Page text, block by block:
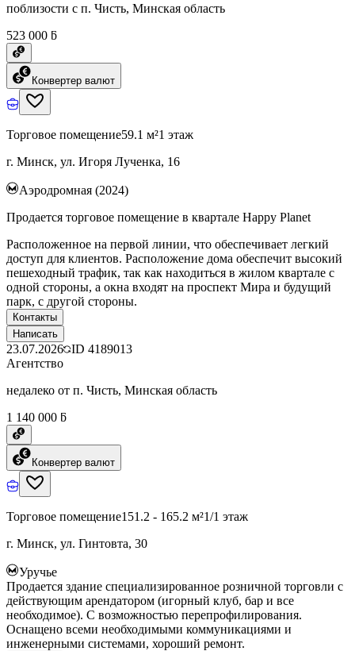
поблизости с п. Чисть, Минская область
523 000 ƃ
Конвертер валют
Торговое помещение59.1 м²1 этаж
г. Минск, ул. Игоря Лученка, 16
Аэродромная (2024)
Продается торговое помещение в квартале Happy Planet
Расположенное на первой линии, что обеспечивает легкий
доступ для клиентов. Расположение дома обеспечит высокий
пешеходный трафик, так как находиться в жилом квартале с
одной стороны, а окна входят на проспект Мира и будущий
парк, с другой стороны.
Контакты
Написать
23.07.2026 ID 4189013
Агентство
недалеко от п. Чисть, Минская область
1 140 000 ƃ
Конвертер валют
Торговое помещение151.2 - 165.2 м²1/1 этаж
г. Минск, ул. Гинтовта, 30
Уручье
Продается здание специализированное розничной торговли с
действующим арендатором (игорный клуб, бар и все
необходимое). С возможностью перепрофилирования.
Оснащено всеми необходимыми коммуникациями и
инженерными системами, хороший ремонт.